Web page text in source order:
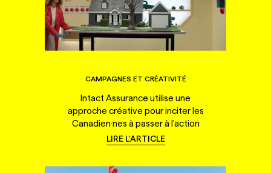
CAMPAGNES ET CRÉATIVITÉ
Intact Assurance utilise une
approche créative pour inciter les
Canadien·nes à passer à l'action
LIRE L'ARTICLE